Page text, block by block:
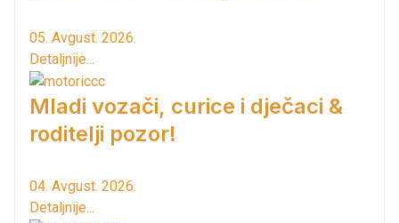
05. Avgust. 2026.
Detaljnije...
Mladi vozači, curice i dječaci &
roditelji pozor!
04. Avgust. 2026.
Detaljnije...